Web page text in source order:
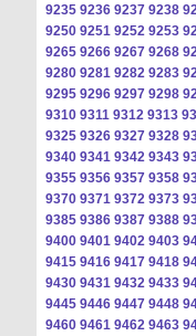
9235 9236 9237 9238
9250 9251 9252 9253
9265 9266 9267 9268
9280 9281 9282 9283
9295 9296 9297 9298
9310 9311 9312 9313
9325 9326 9327 9328
9340 9341 9342 9343
9355 9356 9357 9358
9370 9371 9372 9373
9385 9386 9387 9388
9400 9401 9402 9403
9415 9416 9417 9418
9430 9431 9432 9433
9445 9446 9447 9448
9460 9461 9462 9463